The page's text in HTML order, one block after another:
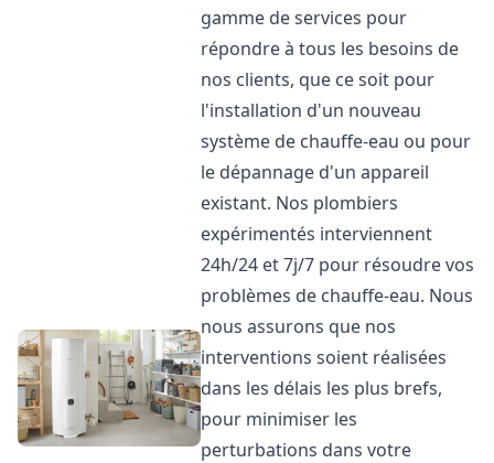
gamme de services pour
répondre à tous les besoins de
nos clients, que ce soit pour
l'installation d'un nouveau
système de chauffe-eau ou pour
le dépannage d'un appareil
existant. Nos plombiers
expérimentés interviennent
24h/24 et 7j/7 pour résoudre vos
problèmes de chauffe-eau. Nous
nous assurons que nos
interventions soient réalisées
dans les délais les plus brefs,
pour minimiser les
perturbations dans votre